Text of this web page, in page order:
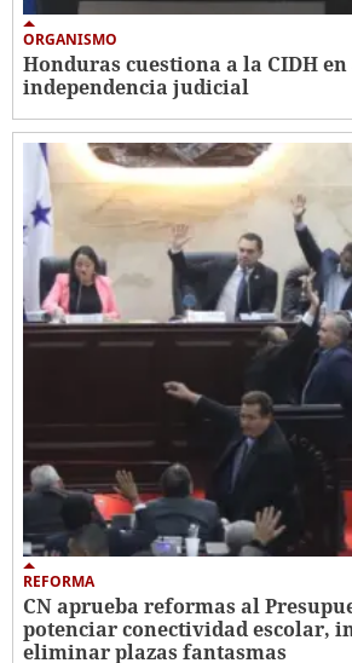
ORGANISMO
Honduras cuestiona a la CIDH
independencia judicial
REFORMA
CN aprueba reformas al
potenciar conectividad escolar,
eliminar plazas fantasmas